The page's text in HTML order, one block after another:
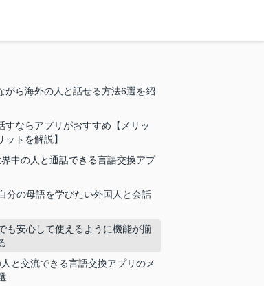
がら海外の人と話せる方法6選を紹
すならアプリがおすすめ【メリッ
ットを解説】
中の人と通話できる言語交換アプ
分の母語を学びたい外国人と会話
も安心して使えるように機能が揃
と交流できる言語交換アプリのメ